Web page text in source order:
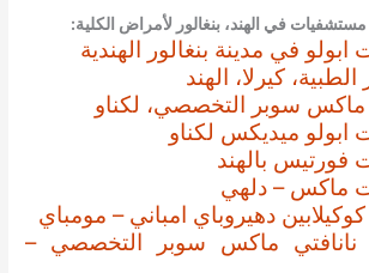
في الهند، بنغالور لأمراض الكلية:
في مدينة بنغالور الهندية
كيرلا، الهند
سوبر التخصصي، لكناو
ميديكس لكناو
بالهند
ماكس – دلهي
دهيروباي امباني – مومباي
ماكس سوبر التخصصي –